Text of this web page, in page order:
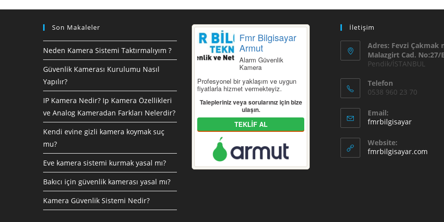
Son Makaleler
Neden Kamera Sistemi Taktırmalıyım ?
Güvenlik Kamerası Kurulumu Nasıl
Yapılır?
IP Kamera Nedir? Ip Kamera Özellikleri
ve Analog Kameradan Farkları Nelerdir?
Kendi evine gizli kamera koymak suç
mu?
Eve kamera sistemi kurmak yasal mı?
Bakıcı için güvenlik kamerası yasal mı?
Kamera Güvenlik Sistemi Nedir?
Fmr Bilgisayar
Armut
Alarm Güvenlik
Kamera
Profesyonel bir yaklaşım ve uygun
fiyatlarla hizmet vermekteyiz.
Talepleriniz veya sorularınız için bize
ulaşın.
TEKLİF AL
İletişim
Adres: Fevzi Çakmak
Malazgirt Cad. No:27/
Pendik/İSTANBUL
Telefon
0538 960 23 70
Email:
fmrbilgisayarOpens
Website:
fmrbilgisayar.com